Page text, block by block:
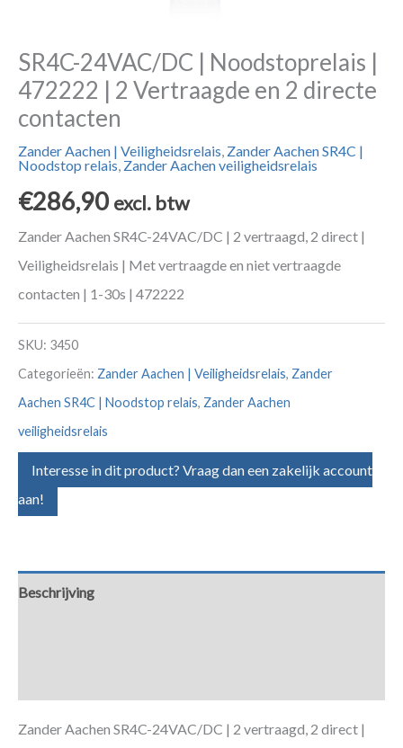
SR4C-24VAC/DC | Noodstoprelais |
472222 | 2 Vertraagde en 2 directe
contacten
Zander Aachen | Veiligheidsrelais, Zander Aachen SR4C |
Noodstop relais, Zander Aachen veiligheidsrelais
€286,90 excl. btw
Zander Aachen SR4C-24VAC/DC | 2 vertraagd, 2 direct |
Veiligheidsrelais | Met vertraagde en niet vertraagde
contacten | 1-30s | 472222
SKU: 3450
Categorieën: Zander Aachen | Veiligheidsrelais, Zander
Aachen SR4C | Noodstop relais, Zander Aachen
veiligheidsrelais
Interesse in dit product? Vraag dan een zakelijk account
aan!
Beschrijving
Zander Aachen SR4C-24VAC/DC | 2 vertraagd, 2 direct |